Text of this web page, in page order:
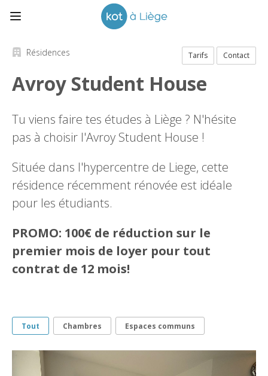
Tarifs Contact
Résidences
Avroy Student House
Tu viens faire tes études à Liège ? N'hésite
pas à choisir l'Avroy Student House !
Située dans l'hypercentre de Liege, cette
résidence récemment rénovée est idéale
pour les étudiants.
PROMO: 100€ de réduction sur le
premier mois de loyer pour tout
contrat de 12 mois!
Tout Chambres Espaces communs